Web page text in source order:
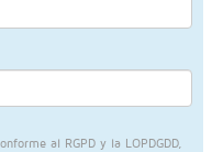
al RGPD y la LOPDGDD,